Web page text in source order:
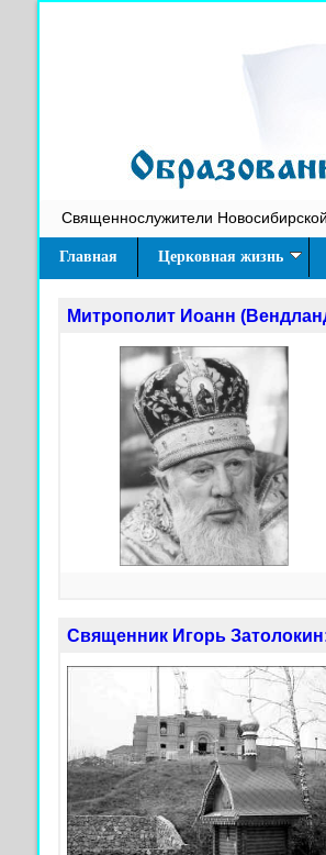
Священнослужители
Главная Церковная жизнь
Митрополит Иоанн
Священник Игорь